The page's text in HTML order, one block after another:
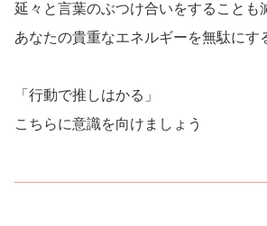
延々と言葉のぶつけ合いをすることも
あなたの貴重なエネルギーを無駄にす
「行動で推しはかる」
こちらに意識を向けましょう